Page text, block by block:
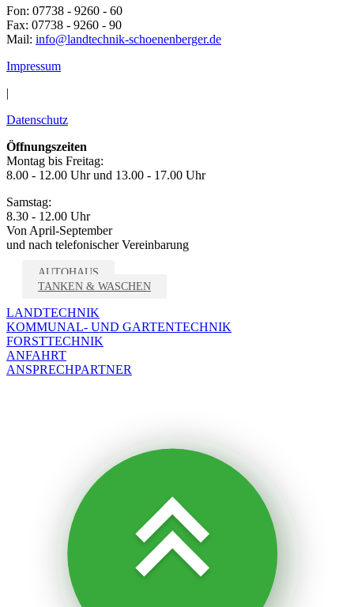
Fon: 07738 - 9260 - 60
Fax: 07738 - 9260 - 90
Mail: info@landtechnik-schoenenberger.de
Impressum
|
Datenschutz
Öffnungszeiten
Montag bis Freitag:
8.00 - 12.00 Uhr und 13.00 - 17.00 Uhr
Samstag:
8.30 - 12.00 Uhr
Von April-September
und nach telefonischer Vereinbarung
AUTOHAUS
TANKEN & WASCHEN
LANDTECHNIK
KOMMUNAL- UND GARTENTECHNIK
FORSTTECHNIK
ANFAHRT
ANSPRECHPARTNER